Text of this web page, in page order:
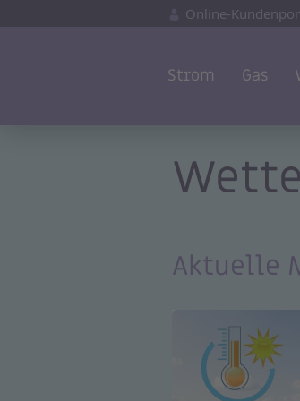
Online-
Strom Gas
Aktuelle